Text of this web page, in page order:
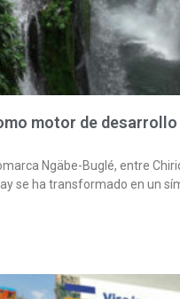
motor de desarrollo
Ngäbe-Buglé, entre
se ha transformado en un